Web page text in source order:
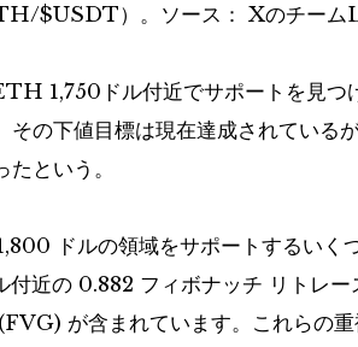
/$USDT）。ソース： Xのチー
1,750ドル付近でサポートを見
その下値目標は現在達成されている
という。
ドルの領域をサポートするいく
付近の 0.882 フィボナッチ リトレ
が含まれています。これらの